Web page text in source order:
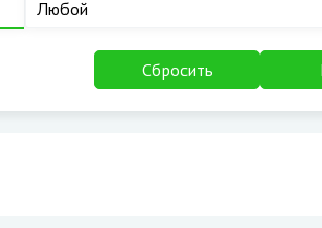
Любой
Сбросить